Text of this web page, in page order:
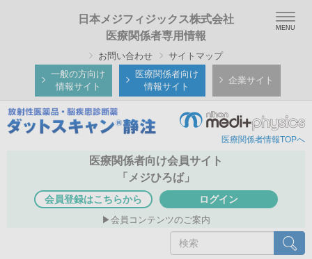
ン
ツ
日本メジフィジックス株式会社
医療関係者専用情報
お問い合わせ
サイトマップ
一般の方向け
情報サイト
医療関係者向け
情報サイト
企業サイト
医療関係者情報TOPへ
医療関係者向け会員サイト
「メジひろば」
会員登録はこちらから ログイン
会員コンテンツのご案内
索
検索